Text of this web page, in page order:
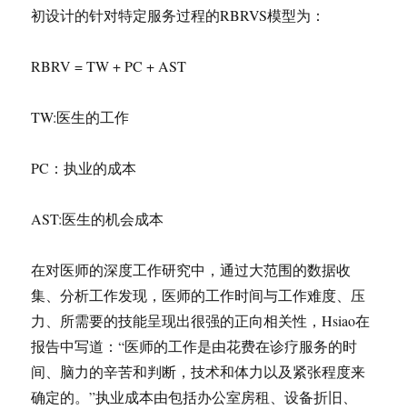
初设计的针对特定服务过程的RBRVS模型为：
RBRV = TW + PC + AST
TW:医生的工作
PC：执业的成本
AST:医生的机会成本
在对医师的深度工作研究中，通过大范围的数据收
集、分析工作发现，医师的工作时间与工作难度、压
力、所需要的技能呈现出很强的正向相关性，Hsiao在
报告中写道：“医师的工作是由花费在诊疗服务的时
间、脑力的辛苦和判断，技术和体力以及紧张程度来
确定的。”执业成本由包括办公室房租、设备折旧、